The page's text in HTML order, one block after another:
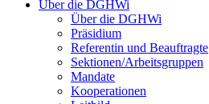
Über die DGHWi
Über die DGHWi
Präsidium
Referentin und Beauftragte
Sektionen/Arbeitsgruppen
Mandate
Kooperationen